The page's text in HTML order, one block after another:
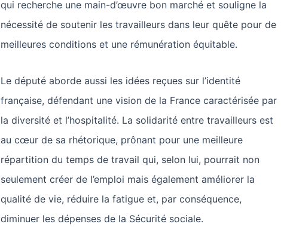
qui recherche une main-d’œuvre bon marché et souligne la
nécessité de soutenir les travailleurs dans leur quête pour de
meilleures conditions et une rémunération équitable.
Le député aborde aussi les idées reçues sur l’identité
française, défendant une vision de la France caractérisée par
la diversité et l’hospitalité. La solidarité entre travailleurs est
au cœur de sa rhétorique, prônant pour une meilleure
répartition du temps de travail qui, selon lui, pourrait non
seulement créer de l’emploi mais également améliorer la
qualité de vie, réduire la fatigue et, par conséquence,
diminuer les dépenses de la Sécurité sociale.